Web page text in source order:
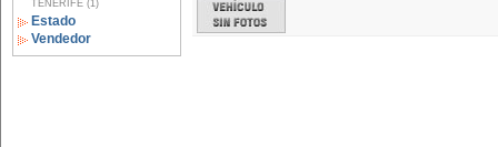
TENERIFE (1)
Estado
Vendedor